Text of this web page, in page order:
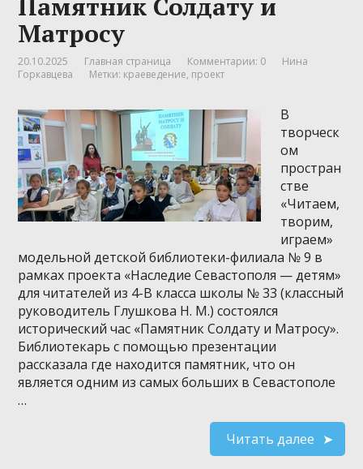
Матросу
20.10.2025 Главная страница Комментарии: 0
Нина
Горкавцева
Метки: краеведение, проект
В
творческ
ом
простран
стве
«Читаем,
творим,
играем»
модельной детской библиотеки-филиала № 9 в
рамках проекта «Наследие Севастополя — детям»
для читателей из 4-В класса школы № 33 (классный
руководитель Глушкова Н. М.) состоялся
исторический час «Памятник Солдату и Матросу».
Библиотекарь с помощью презентации
рассказала где находится памятник, что он
является одним из самых больших в Севастополе
…
Читать далее